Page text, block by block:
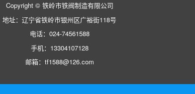
Copyright © 铁岭市铁阀制造有限公司
地址：辽宁省铁岭市银州区广裕街118号
电话：024-74561588
手机：13304107128
邮箱：tf1588@126.com